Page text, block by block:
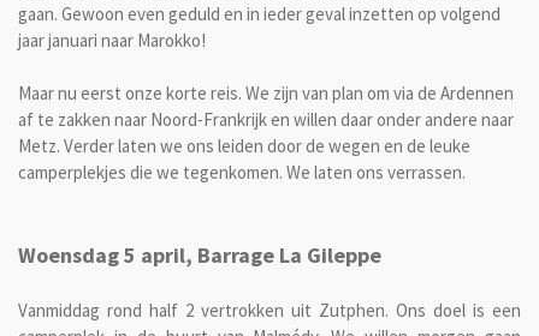
gaan. Gewoon even geduld en in ieder geval inzetten op volgend
jaar januari naar Marokko!
Maar nu eerst onze korte reis. We zijn van plan om via de Ardennen
af te zakken naar Noord-Frankrijk en willen daar onder andere naar
Metz. Verder laten we ons leiden door de wegen en de leuke
camperplekjes die we tegenkomen. We laten ons verrassen.
Woensdag 5 april, Barrage La Gileppe
Vanmiddag rond half 2 vertrokken uit Zutphen. Ons doel is een